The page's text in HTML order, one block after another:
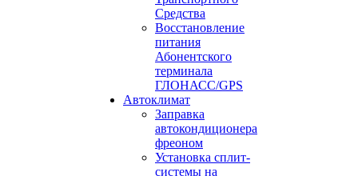
Средства
Восстановление
питания
Абонентского
терминала
ГЛОНАСС/GPS
Автоклимат
Заправка
автокондиционера
фреоном
Установка сплит-
системы на